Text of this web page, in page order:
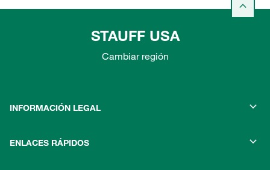
STAUFF USA
Cambiar región
INFORMACIÓN LEGAL
ENLACES RÁPIDOS